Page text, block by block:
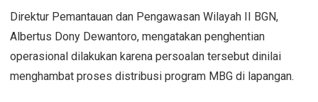
Direktur Pemantauan dan Pengawasan Wilayah II BGN,
Albertus Dony Dewantoro, mengatakan penghentian
operasional dilakukan karena persoalan tersebut dinilai
menghambat proses distribusi program MBG di lapangan.